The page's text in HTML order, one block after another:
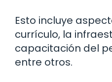
Esto incluye
currículo, la
capacitación del
entre otros.